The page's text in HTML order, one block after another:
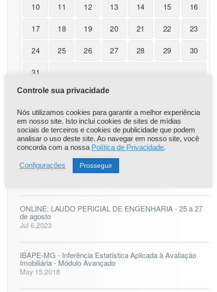
10 11 12 13 14 15 16
17 18 19 20 21 22 23
24 25 26 27 28 29 30
31
« nov
Popular | Recent | Comentário
Comunicado Importante
ONLINE: LAUDO PERICIAL DE ENGENHARIA - 25 à 27
de agosto
Jul 6,2023
IBAPE-MG - Inferência Estatística Aplicada à Avaliação
Imobiliária - Módulo Avançado
May 15,2018
Controle sua privacidade
Nós utilizamos cookies para garantir a melhor experiência
em nosso site. Isto inclui cookies de sites de mídias
sociais de terceiros e cookies de publicidade que podem
analisar o uso deste site. Ao navegar em nosso site, você
concorda com a nossa Política de Privacidade.
Configurações Prosseguir